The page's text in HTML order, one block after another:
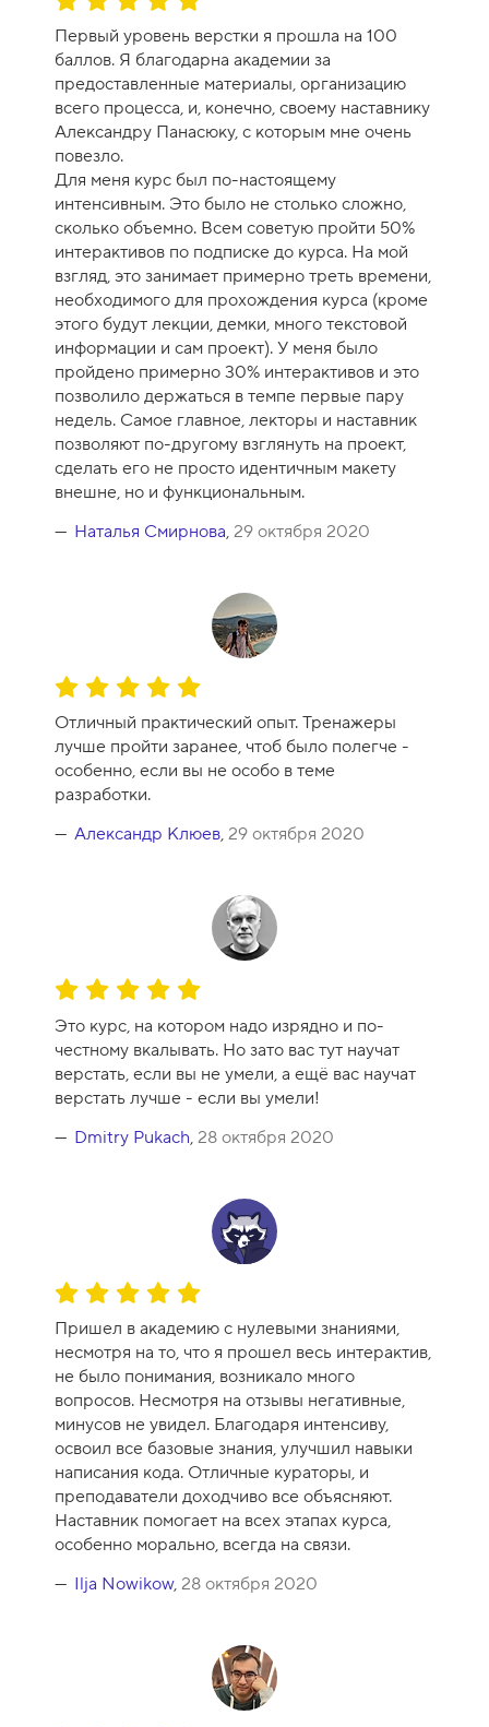
е
н
к
а
к
у
р
с
а
-
1
0
Первый уровень верстки я прошла на 100
баллов. Я благодарна академии за
предоставленные материалы, организацию
всего процесса, и, конечно, своему наставнику
Александру Панасюку, с которым мне очень
повезло.
Для меня курс был по-настоящему
интенсивным. Это было не столько сложно,
сколько объемно. Всем советую пройти 50%
интерактивов по подписке до курса. На мой
взгляд, это занимает примерно треть времени,
необходимого для прохождения курса (кроме
этого будут лекции, демки, много текстовой
информации и сам проект). У меня было
пройдено примерно 30% интерактивов и это
позволило держаться в темпе первые пару
недель. Самое главное, лекторы и наставник
позволяют по-другому взглянуть на проект,
сделать его не просто идентичным макету
внешне, но и функциональным.
Наталья Смирнова, 29 октября 2020
О
ц
е
н
к
а
к
0
Отличный практический опыт. Тренажеры
лучше пройти заранее, чтоб было полегче -
особенно, если вы не особо в теме
разработки.
Александр Клюев, 29 октября 2020
О
е
н
к
а
к
0
Это курс, на котором надо изрядно и по-
честному вкалывать. Но зато вас тут научат
верстать, если вы не умели, а ещё вас научат
верстать лучше - если вы умели!
Dmitry Pukach, 28 октября 2020
О
е
н
к
а
к
у
р
с
а
-
1
Пришел в академию с нулевыми знаниями,
несмотря на то, что я прошел весь интерактив,
не было понимания, возникало много
вопросов. Несмотря на отзывы негативные,
минусов не увидел. Благодаря интенсиву,
освоил все базовые знания, улучшил навыки
написания кода. Отличные кураторы, и
преподаватели доходчиво все объясняют.
Наставник помогает на всех этапах курса,
особенно морально, всегда на связи.
Ilja Nowikow, 28 октября 2020